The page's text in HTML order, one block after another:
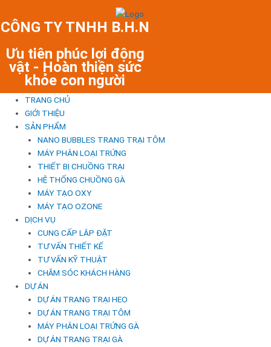
content
CÔNG TY TNHH B.H.N
Ưu tiên phúc lợi động
vật - Hoàn thiện sức
khỏe con người
TRANG CHỦ
GIỚI THIỆU
SẢN PHẨM
NANO BUBBLES TRANG TRẠI TÔM
MÁY PHÂN LOẠI TRỨNG
THIẾT BỊ CHUỒNG TRẠI
HỆ THỐNG CHUỒNG GÀ
MÁY TẠO OXY
MÁY TẠO OZONE
DỊCH VỤ
CUNG CẤP LẮP ĐẶT
TƯ VẤN THIẾT KẾ
TƯ VẤN KỸ THUẬT
CHĂM SÓC KHÁCH HÀNG
DỰ ÁN
DỰ ÁN TRANG TRẠI HEO
DỰ ÁN TRANG TRẠI TÔM
MÁY PHÂN LOẠI TRỨNG GÀ
DỰ ÁN TRANG TRẠI GÀ